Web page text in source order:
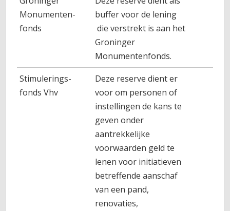
Monumenten-
fonds
buffer voor de lening
die verstrekt is aan het
Groninger
Monumentenfonds.
Stimulerings-
fonds Vhv
Deze reserve dient er
voor om personen of
instellingen de kans te
geven onder
aantrekkelijke
voorwaarden geld te
lenen voor initiatieven
betreffende aanschaf
van een pand,
renovaties,